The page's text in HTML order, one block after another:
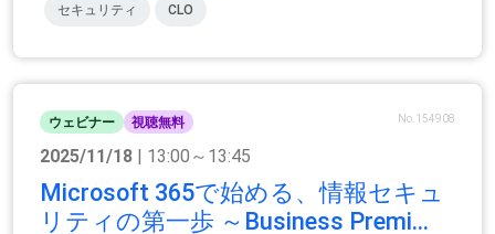
セキュリティ CLO
ウェビナー 視聴無料 No.154908
2025/11/18 | 13:00～13:45
Microsoft 365で始める、情報セキュ
リティの第一歩 ～Business Premi...